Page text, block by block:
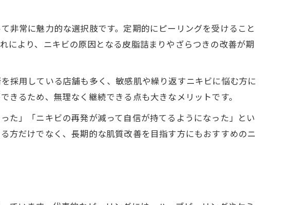
非常に魅力的な選択肢です。定期的にピーリングを受けること
により、ニキビの原因となる皮脂詰まりやざらつきの改善が期
採用している店舗も多く、敏感肌や繰り返すニキビに悩む方に
るため、無理なく継続できる点も大きなメリットです。
た」「ニキビの再発が減って自信が持てるようになった」とい
方だけでなく、長期的な肌質改善を目指す方にもおすすめのニ